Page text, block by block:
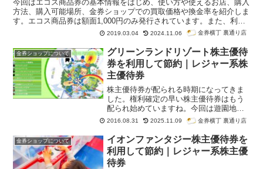
今回はエコス商品券の基本情報をはじめ、使い方や使えるお店、購入
方法、購入可能場所、金券ショップでの買取価格や換金率を紹介しま
す。エコス商品券は額面1,000円のみ発行されています。また、利用
有効期限もありません 。また、ポイントカー
ト貯めるともらえる、500円のエコスお買物券もあります。金券ショ
ップでの販売価格は額面の98％～98.5％程度、換金率は94％～97％
程度です。エコスは関東圏に出店するスーパーなので、東京駅周辺の
金券ショップでも取り扱っています。一方、地方都市や田舎の金券シ
ョップでは販売価格や買取価格は下がるでしょう。
2019.03.04 2024.11.06 金券横丁 裏通り店
金券ショップについて
グリーンランドリゾート株主優待
券を利用して節約｜レジャー系株
主優待券
株主優待券が配られる時期になってきま
した。権利確定の早い株主優待券はもう
配られ始めていますね。今回は遊園地、
ホテル、ゴルフ場などで有名なグリーン
ランドリゾートの株主優待券を紹介しま
す。
2016.08.31 2025.11.09 金券横丁 裏通り店
金券ショップについて
イオンファンタジー株主優待券を
利用して節約｜レジャー系株主優
待券